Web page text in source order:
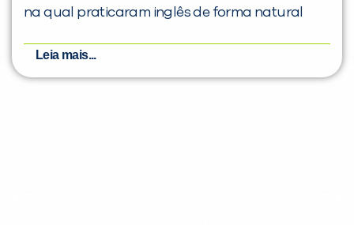
na qual praticaram inglês de forma natural
Leia mais...